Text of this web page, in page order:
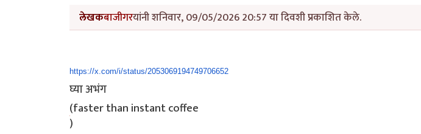
लेखकबाजीगरयांनी शनिवार, 09/05/2026 20:57 या दिवशी प्रकाशित केले.
https://x.com/i/status/2053069194749706652
घ्या अभंग
(faster than instant coffee
)